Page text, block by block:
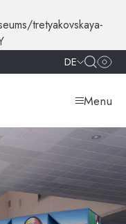
tretyakovskaya-
DE
Menu